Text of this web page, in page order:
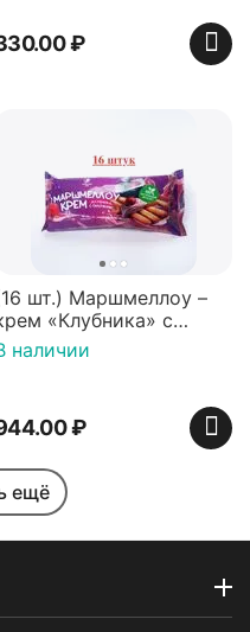
₽
шт.) Маршмеллоу –
«Клубника» с
(ТМ
«Зефирный Лео»)
наличии
₽
ещё